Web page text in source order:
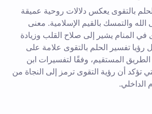
بالتقوى يعكس دلالات روحية عميقة
والتمسك بالقيم الإسلامية. معنى
في المنام يشير إلى صلاح القلب وزيادة
رؤيا تفسير الحلم بالتقوى علامة على
الطريق المستقيم، وفقًا لتفسيرات ابن
تؤكد أن رؤية التقوى ترمز إلى النجاة من
الداخلي.